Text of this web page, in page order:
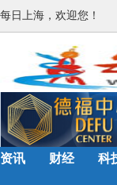
每日上海，欢迎您！
资讯 财经 科